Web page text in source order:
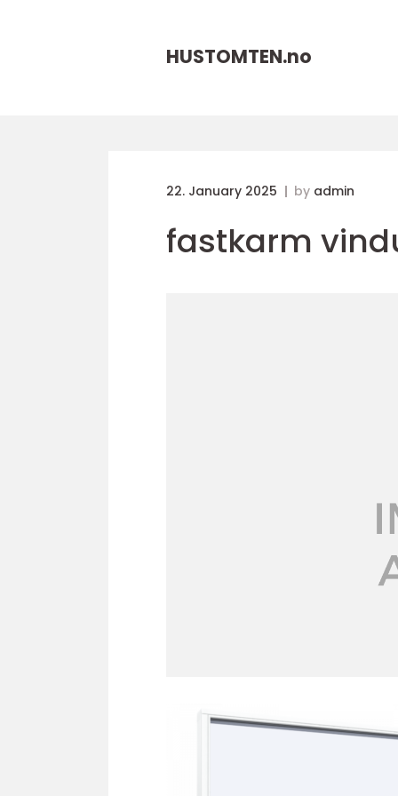
HUSTOMTEN.no
22. January 2025 by admin
fastkarm